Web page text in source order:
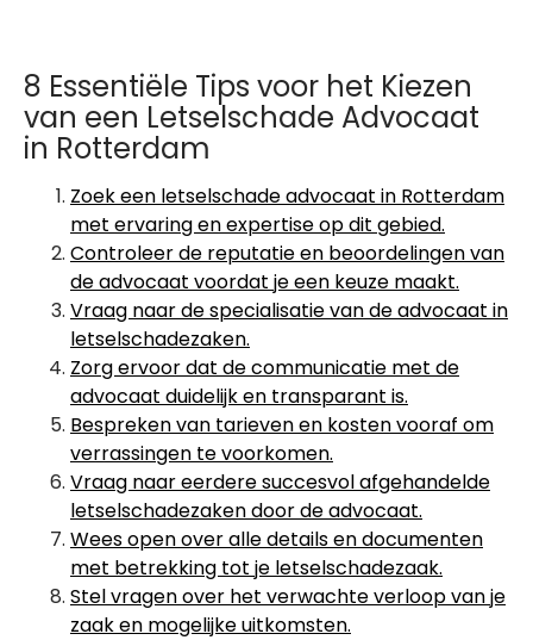
8 Essentiële Tips voor het Kiezen
van een Letselschade Advocaat
in Rotterdam
Zoek een letselschade advocaat in Rotterdam
met ervaring en expertise op dit gebied.
Controleer de reputatie en beoordelingen van
de advocaat voordat je een keuze maakt.
Vraag naar de specialisatie van de advocaat in
letselschadezaken.
Zorg ervoor dat de communicatie met de
advocaat duidelijk en transparant is.
Bespreken van tarieven en kosten vooraf om
verrassingen te voorkomen.
Vraag naar eerdere succesvol afgehandelde
letselschadezaken door de advocaat.
Wees open over alle details en documenten
met betrekking tot je letselschadezaak.
Stel vragen over het verwachte verloop van je
zaak en mogelijke uitkomsten.